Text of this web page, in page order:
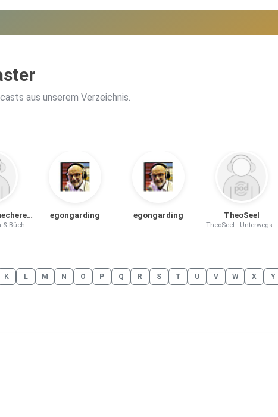
aus unserem Verzeichnis.
LesepandaBuechereule
& Büch...
egongarding egongarding TheoSeel
TheoSeel - Unterwegs...
K L M N O P Q R S T U V W X Y